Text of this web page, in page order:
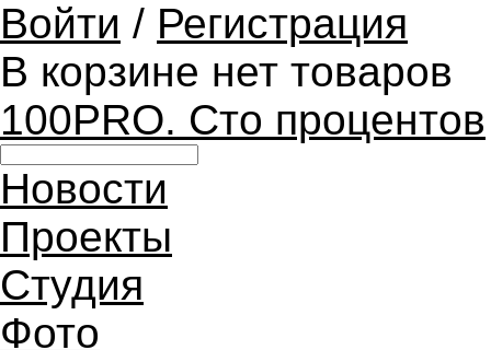
Войти / Регистрация
В корзине нет товаров
100PRO. Сто процентов
Новости
Проекты
Студия
Фото